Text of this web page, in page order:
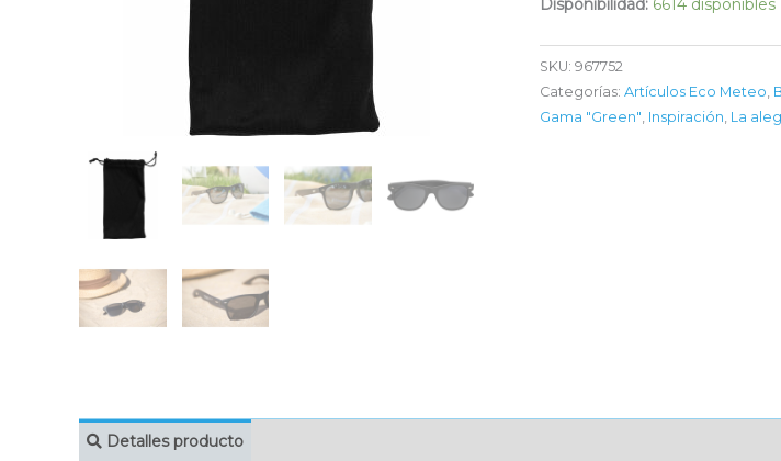
Disponibilidad: 6614 disponibles
SKU: 967752
Categorías: Artículos Eco Meteo
Gama "Green" Inspiración La
Detalles producto